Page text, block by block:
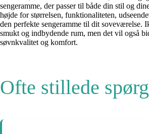
sengeramme, der passer til både din stil og
højde for størrelsen, funktionaliteten,
den perfekte sengeramme til dit soveværelse.
smukt og indbydende rum, men det vil også
søvnkvalitet og komfort.
Ofte stillede